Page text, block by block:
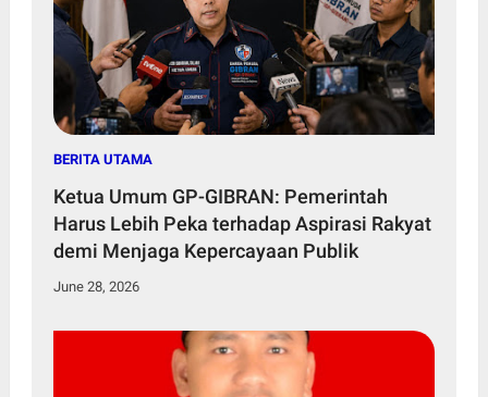
BERITA UTAMA
Ketua Umum GP-GIBRAN: Pemerintah
Harus Lebih Peka terhadap Aspirasi Rakyat
demi Menjaga Kepercayaan Publik
June 28, 2026